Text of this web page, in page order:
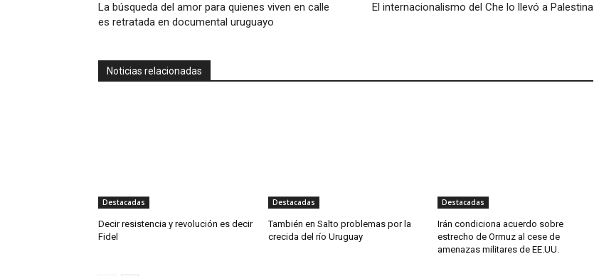
La búsqueda del amor para quienes viven en calle
es retratada en documental uruguayo
El internacionalismo del Che lo llevó a Palestina
Noticias relacionadas
Destacadas
Decir resistencia y revolución es decir
Fidel
Destacadas
También en Salto problemas por la
crecida del río Uruguay
Destacadas
Irán condiciona acuerdo sobre
estrecho de Ormuz al cese de
amenazas militares de EE.UU.